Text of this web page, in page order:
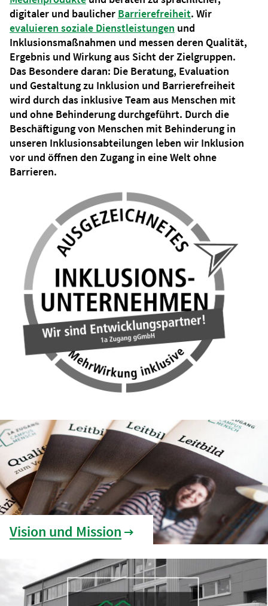
digitaler und baulicher Barrierefreiheit. Wir
evaluieren soziale Dienstleistungen und
Inklusionsmaßnahmen und messen deren Qualität,
Ergebnis und Wirkung aus Sicht der Zielgruppen.
Das Besondere daran: Die Beratung, Evaluation
und Gestaltung zu Inklusion und Barrierefreiheit
wird durch das inklusive Team aus Menschen mit
und ohne Behinderung durchgeführt. Durch die
Beschäftigung von Menschen mit Behinderung in
unseren Inklusionsabteilungen leben wir Inklusion
vor und öffnen den Zugang in eine Welt ohne
Barrieren.
Vision und Mission